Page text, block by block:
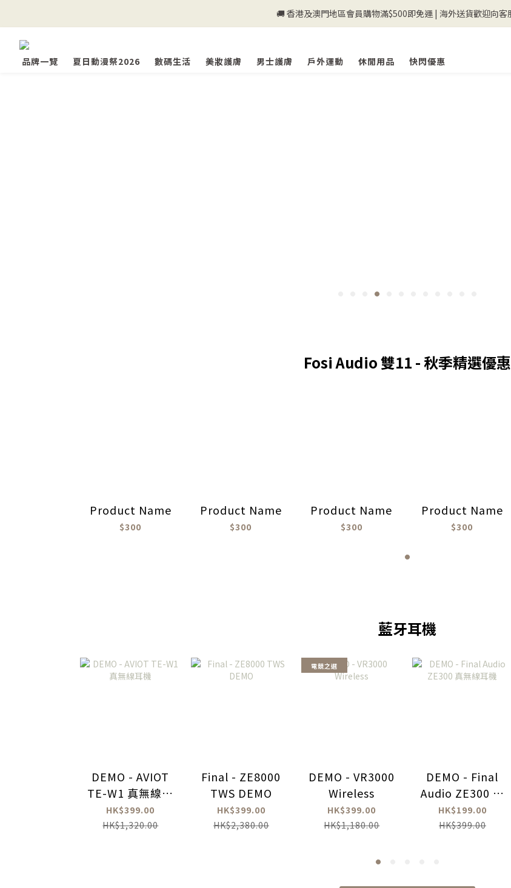
💰新登記會員即送50購物金💰
品牌一覽
夏日動漫祭2026 數碼生活 美妝護膚 男士護膚 戶外運動 休閒用品 快閃優惠
Fosi Audio 雙11 - 秋季精選優惠
Product Name
$300
Product Name
$300
Product Name
$300
Product Name
$300
藍牙耳機
DEMO - AVIOT
TE-W1 真無線耳
機
HK$399.00
HK$1,320.00
Final - ZE8000
TWS DEMO
HK$399.00
HK$2,380.00
電競之選
DEMO - VR3000
Wireless
HK$399.00
HK$1,180.00
DEMO - Final
Audio ZE300 真
無線耳機
HK$199.00
HK$399.00